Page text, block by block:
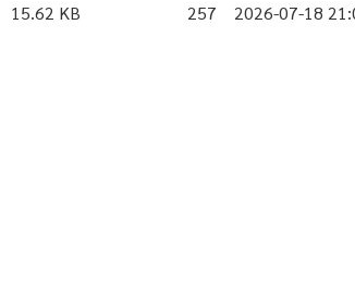
15.62 KB 257 2026-07-18